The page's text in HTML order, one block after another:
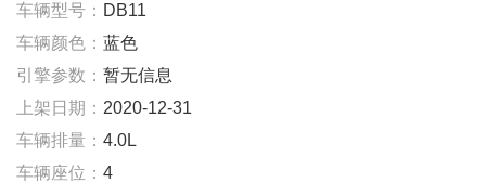
车辆型号： DB11
车辆颜色： 蓝色
引擎参数： 暂无信息
上架日期： 2020-12-31
车辆排量： 4.0L
车辆座位： 4